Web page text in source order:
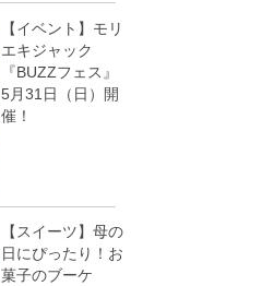
【イベント】モリ
エキジャック
『BUZZフェス』
5月31日（日）開
催！
【スイーツ】母の
日にぴったり！お
菓子のブーケ